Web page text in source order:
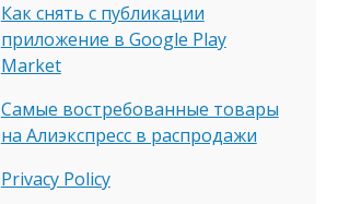
Как снять с публикации
приложение в Google Play
Market
Самые востребованные товары
на Алиэкспресс в распродажи
Privacy Policy